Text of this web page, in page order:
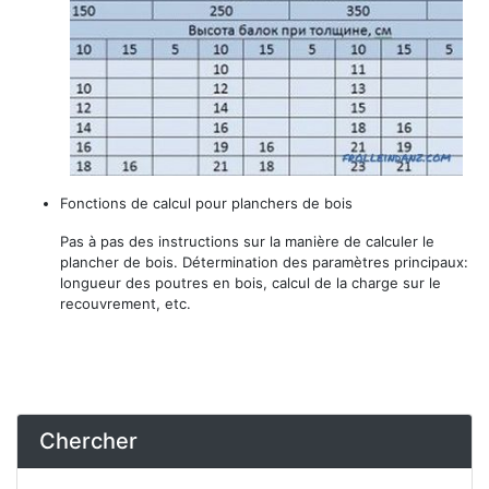
Fonctions de calcul pour planchers de bois
Pas à pas des instructions sur la manière de calculer le
plancher de bois. Détermination des paramètres principaux:
longueur des poutres en bois, calcul de la charge sur le
recouvrement, etc.
Chercher